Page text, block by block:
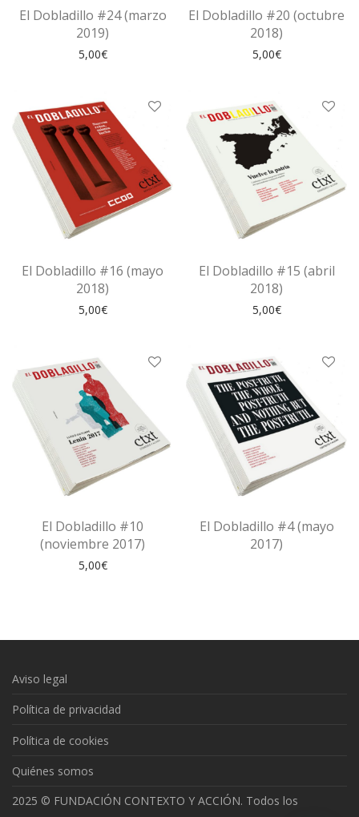
El Dobladillo #24 (marzo
2019)
5,00€
El Dobladillo #20 (octubre
2018)
5,00€
El Dobladillo #16 (mayo
2018)
5,00€
El Dobladillo #15 (abril
2018)
5,00€
El Dobladillo #10
(noviembre 2017)
5,00€
El Dobladillo #4 (mayo
2017)
Aviso legal
Política de privacidad
Política de cookies
Quiénes somos
2025 © FUNDACIÓN CONTEXTO Y ACCIÓN. Todos los